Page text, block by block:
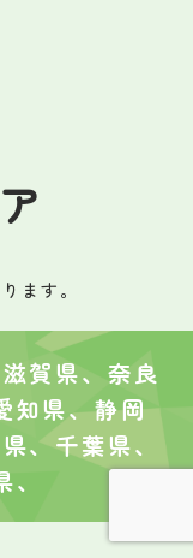
ます。
賀県、奈良
知県、静岡
、千葉県、